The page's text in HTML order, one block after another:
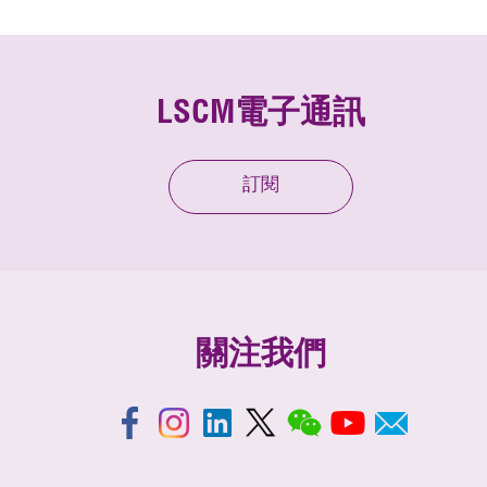
LSCM電子通訊
訂閱
關注我們